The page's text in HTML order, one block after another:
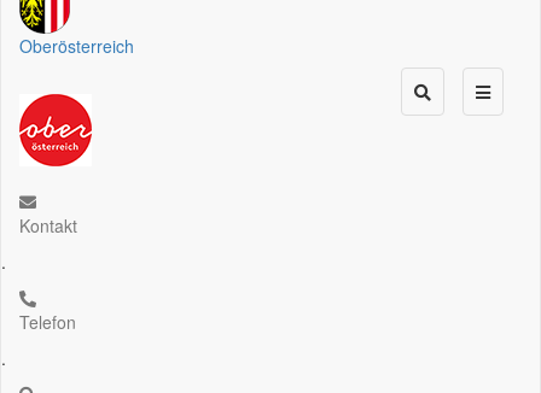
Oberösterreich
Kontakt
.
Telefon
.